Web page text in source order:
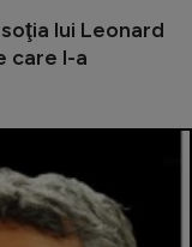
lui Leonard
care l-a